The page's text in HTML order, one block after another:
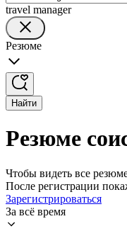
travel manager
Резюме
Найти
Резюме
Чтобы видеть все
После регистрации
Зарегистрироваться
За всё время